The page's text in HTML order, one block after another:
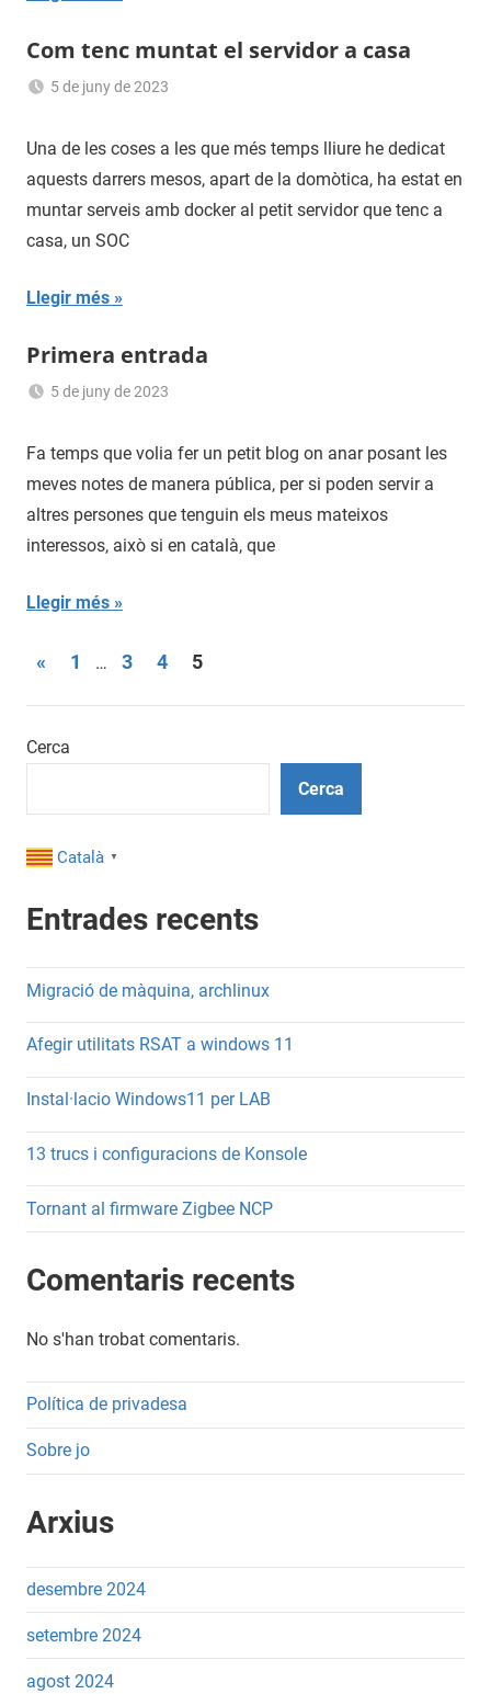
Com tenc muntat el servidor a casa
5 de juny de 2023
Una de les coses a les que més temps lliure he dedicat
aquests darrers mesos, apart de la domòtica, ha estat en
muntar serveis amb docker al petit servidor que tenc a
casa, un SOC
Llegir més
Primera entrada
5 de juny de 2023
Fa temps que volia fer un petit blog on anar posant les
meves notes de manera pública, per si poden servir a
altres persones que tenguin els meus mateixos
interessos, això si en català, que
Llegir més
Paginació
de
les
« Entrades
1 … 3 4 5
Cerca
Cerca
Català ▼
Entrades recents
Migració de màquina, archlinux
Afegir utilitats RSAT a windows 11
Instal·lacio Windows11 per LAB
13 trucs i configuracions de Konsole
Tornant al firmware Zigbee NCP
Comentaris recents
No s'han trobat comentaris.
Política de privadesa
Sobre jo
Arxius
desembre 2024
setembre 2024
agost 2024